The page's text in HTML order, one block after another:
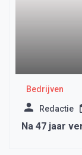
Bedrijven
Redactie
Na 47 jaar